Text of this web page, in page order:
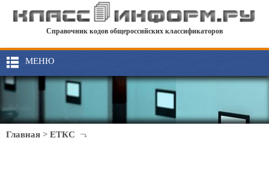
Справочник кодов общероссийских классификаторов
МЕНЮ
Главная > ЕТКС